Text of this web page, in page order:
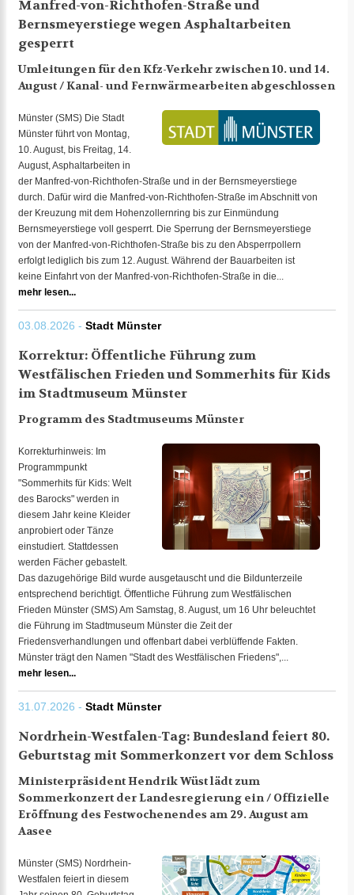
Manfred-von-Richthofen-Straße und
Bernsmeyerstiege wegen Asphaltarbeiten
gesperrt
Umleitungen für den Kfz-Verkehr zwischen 10. und 14.
August / Kanal- und Fernwärmearbeiten abgeschlossen
Münster (SMS) Die Stadt
Münster führt von Montag,
10. August, bis Freitag, 14.
August, Asphaltarbeiten in
der Manfred-von-Richthofen-Straße und in der Bernsmeyerstiege
durch. Dafür wird die Manfred-von-Richthofen-Straße im Abschnitt von
der Kreuzung mit dem Hohenzollernring bis zur Einmündung
Bernsmeyerstiege voll gesperrt. Die Sperrung der Bernsmeyerstiege
von der Manfred-von-Richthofen-Straße bis zu den Absperrpollern
erfolgt lediglich bis zum 12. August. Während der Bauarbeiten ist
keine Einfahrt von der Manfred-von-Richthofen-Straße in die...
mehr lesen...
03.08.2026 - Stadt Münster
Korrektur: Öffentliche Führung zum
Westfälischen Frieden und Sommerhits für Kids
im Stadtmuseum Münster
Programm des Stadtmuseums Münster
Korrekturhinweis: Im
Programmpunkt
"Sommerhits für Kids: Welt
des Barocks" werden in
diesem Jahr keine Kleider
anprobiert oder Tänze
einstudiert. Stattdessen
werden Fächer gebastelt.
Das dazugehörige Bild wurde ausgetauscht und die Bildunterzeile
entsprechend berichtigt. Öffentliche Führung zum Westfälischen
Frieden Münster (SMS) Am Samstag, 8. August, um 16 Uhr beleuchtet
die Führung im Stadtmuseum Münster die Zeit der
Friedensverhandlungen und offenbart dabei verblüffende Fakten.
Münster trägt den Namen "Stadt des Westfälischen Friedens",...
mehr lesen...
31.07.2026 - Stadt Münster
Nordrhein-Westfalen-Tag: Bundesland feiert 80.
Geburtstag mit Sommerkonzert vor dem Schloss
Ministerpräsident Hendrik Wüst lädt zum
Sommerkonzert der Landesregierung ein / Offizielle
Eröffnung des Festwochenendes am 29. August am
Aasee
Münster (SMS) Nordrhein-
Westfalen feiert in diesem